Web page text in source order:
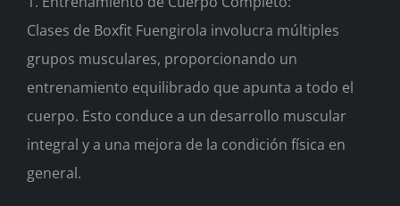
Clases de Boxfit Fuengirola involucra múltiples
grupos musculares, proporcionando un
entrenamiento equilibrado que apunta a todo el
cuerpo. Esto conduce a un desarrollo muscular
integral y a una mejora de la condición física en
general.